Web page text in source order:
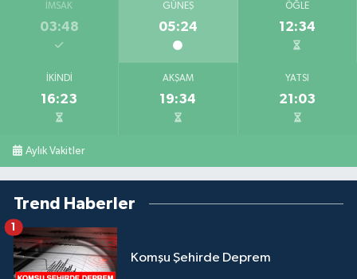
İMSAK
03:48
GÜNEŞ
05:24
ÖĞLE
12:34
İKINDI
16:23
AKŞAM
19:34
YATSI
21:03
Aylık Vakitler
Trend Haberler
Komşu Şehirde Deprem
1